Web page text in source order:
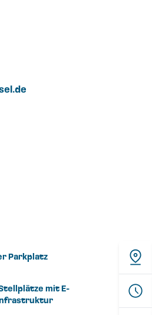
Parkplatz
mit E-